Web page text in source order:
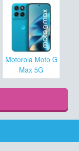
Motorola Moto G
Max 5G